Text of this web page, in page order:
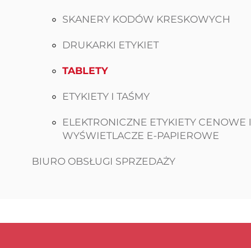
SKANERY KODÓW KRESKOWYCH
DRUKARKI ETYKIET
TABLETY
ETYKIETY I TAŚMY
ELEKTRONICZNE ETYKIETY CENOWE I
WYŚWIETLACZE E-PAPIEROWE
BIURO OBSŁUGI SPRZEDAŻY